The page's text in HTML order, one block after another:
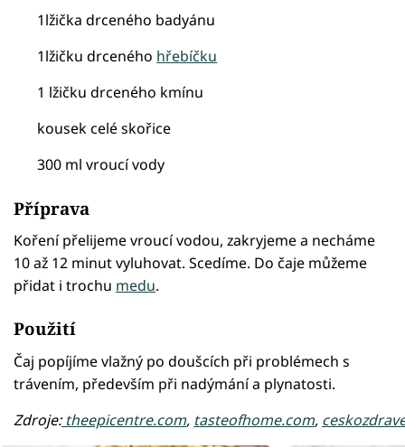
1lžička drceného badyánu
1lžičku drceného hřebíčku
1 lžičku drceného kmínu
kousek celé skořice
300 ml vroucí vody
Příprava
Koření přelijeme vroucí vodou, zakryjeme a necháme
10 až 12 minut vyluhovat. Scedíme. Do čaje můžeme
přidat i trochu medu.
Použití
Čaj popíjíme vlažný po doušcích při problémech s
trávením, především při nadýmání a plynatosti.
Zdroje:theepicentre.com, tasteofhome.com,